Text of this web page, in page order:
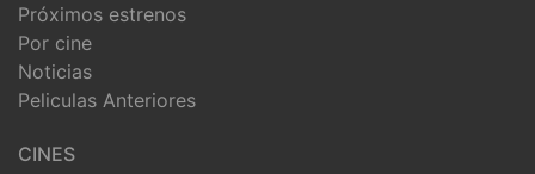
Próximos estrenos
Por cine
Noticias
Peliculas Anteriores
CINES